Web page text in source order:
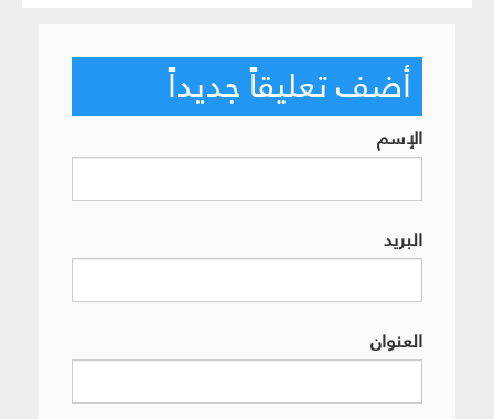
أضف تعليقاً جديداً
الإسم
البريد
العنوان